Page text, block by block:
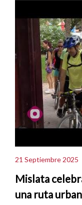
21 Septiembre 2025
Mislata
una ruta